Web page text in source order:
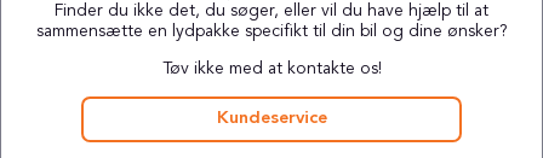
Finder du ikke det, du søger, eller vil du have hjælp til at
sammensætte en lydpakke specifikt til din bil og dine ønsker?
Tøv ikke med at kontakte os!
Kundeservice